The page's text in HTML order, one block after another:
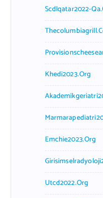
Scdlqatar2022-
Khedi2023.org
Emchie2023.org
Utcd2022.org